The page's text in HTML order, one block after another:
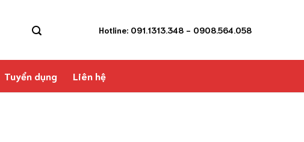
Hotline: 091.1313.348 - 0908.564.058
Tuyển dụng Liên hệ